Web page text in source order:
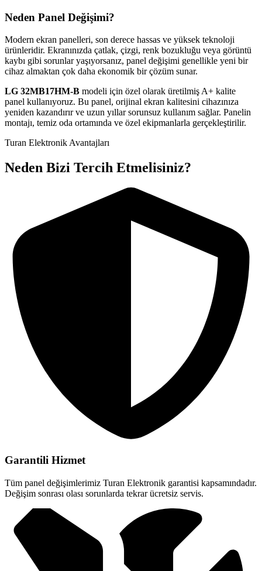
Neden Panel Değişimi?
Modern ekran panelleri, son derece hassas ve yüksek teknoloji
ürünleridir. Ekranınızda çatlak, çizgi, renk bozukluğu veya görüntü
kaybı gibi sorunlar yaşıyorsanız, panel değişimi genellikle yeni bir
cihaz almaktan çok daha ekonomik bir çözüm sunar.
LG 32MB17HM-B modeli için özel olarak üretilmiş A+ kalite
panel kullanıyoruz. Bu panel, orijinal ekran kalitesini cihazınıza
yeniden kazandırır ve uzun yıllar sorunsuz kullanım sağlar. Panelin
montajı, temiz oda ortamında ve özel ekipmanlarla gerçekleştirilir.
Turan Elektronik Avantajları
Neden Bizi Tercih Etmelisiniz?
Garantili Hizmet
Tüm panel değişimlerimiz Turan Elektronik garantisi kapsamındadır.
Değişim sonrası olası sorunlarda tekrar ücretsiz servis.